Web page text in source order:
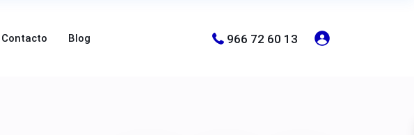
Contacto Blog 966 72 60 13